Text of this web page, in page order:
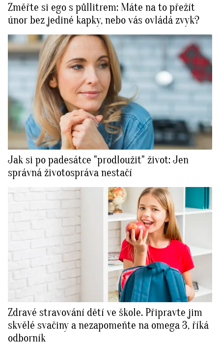
Změřte si ego s půllitrem: Máte na to přežít
únor bez jediné kapky, nebo vás ovládá zvyk?
Jak si po padesátce "prodloužit" život: Jen
správná životospráva nestačí
Zdravé stravování dětí ve škole. Připravte jim
skvělé svačiny a nezapomeňte na omega 3, říká
odborník